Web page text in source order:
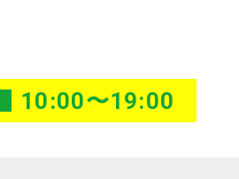
10:00〜19:00